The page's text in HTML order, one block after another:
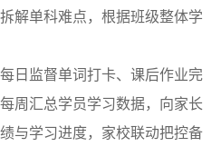
解单科难点，根据班级整体学
日监督单词打卡、课后作业完
周汇总学员学习数据，向家长
与学习进度，家校联动把控备